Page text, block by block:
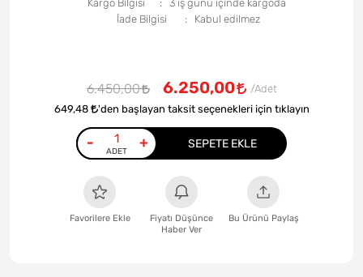
Kargo Bilgisi
3 iş günü içinde kargoda
İade Bilgisi
6.450,00 6.250,00
649,48 'den başlayan taksit seçenekleri için tıklayın
- + SEPETE EKLE
Favorilere Ekle
Fiyatı Düşünce
Haber Ver
Bu Ürünü Paylaş